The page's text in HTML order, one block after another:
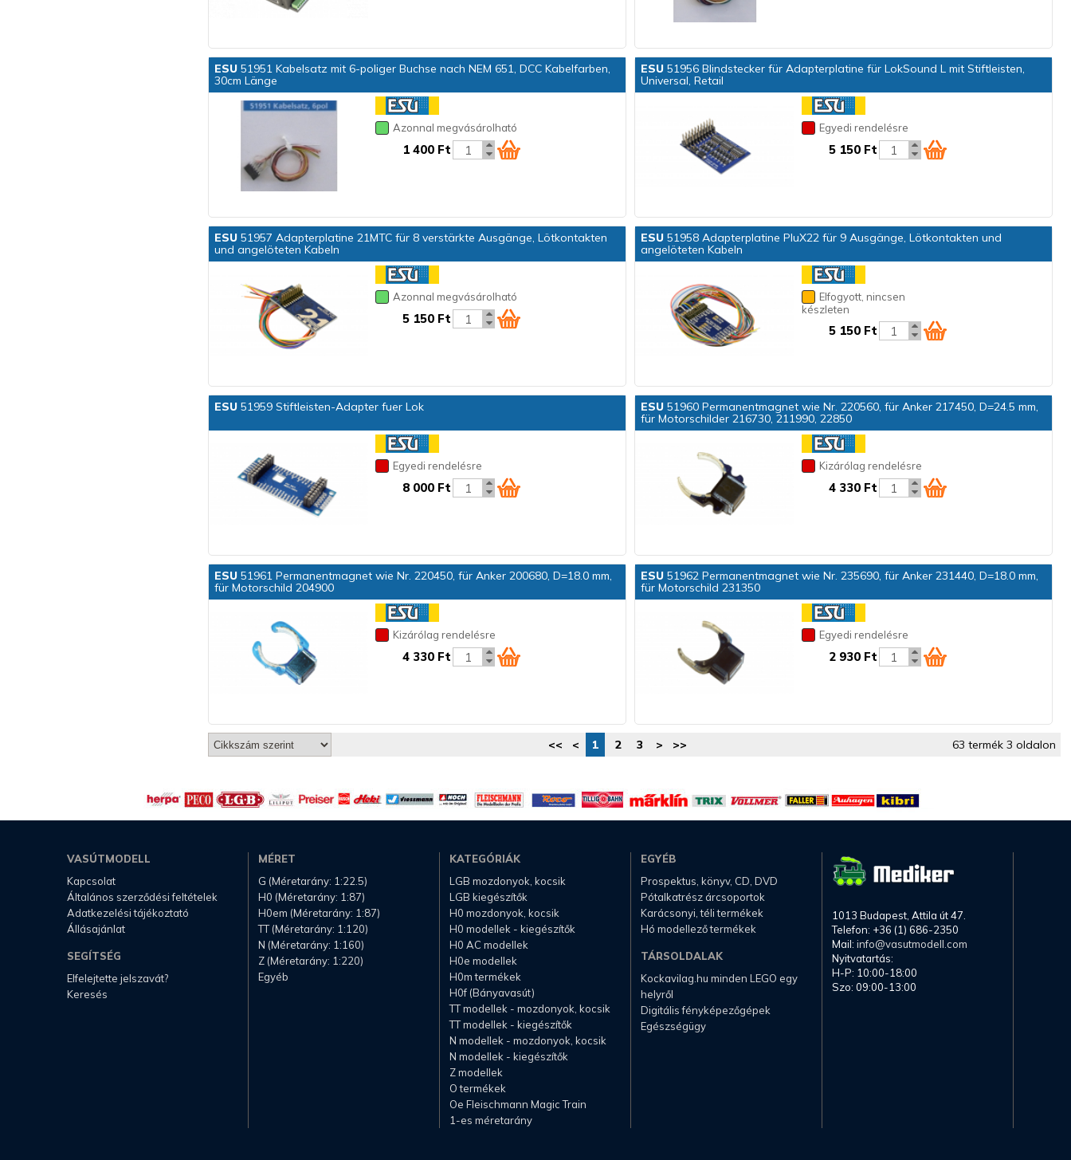
ESU 51951 Kabelsatz mit 6-poliger Buchse nach NEM 651, DCC Kabelfarben,
30cm Länge
Azonnal megvásárolható
1 400 Ft
ESU51956 Blindstecker für Adapterplatine für LokSound L mit Stiftleisten,
Universal, Retail
Egyedi rendelésre
5 150 Ft
ESU 51957 Adapterplatine 21MTC für 8 verstärkte Ausgänge, Lötkontakten
und angelöteten Kabeln
Azonnal megvásárolható
5 150 Ft
ESU51958 Adapterplatine PluX22 für 9 Ausgänge, Lötkontakten und
angelöteten Kabeln
Elfogyott, nincsen
készleten
5 150 Ft
ESU 51959 Stiftleisten-Adapter fuer Lok
Egyedi rendelésre
8 000 Ft
ESU51960 Permanentmagnet wie Nr. 220560, für Anker 217450, D=24.5 mm,
für Motorschilder 216730, 211990, 22850
Kizárólag rendelésre
4 330 Ft
ESU 51961 Permanentmagnet wie Nr. 220450, für Anker 200680, D=18.0 mm,
für Motorschild 204900
Kizárólag rendelésre
4 330 Ft
ESU51962 Permanentmagnet wie Nr. 235690, für Anker 231440, D=18.0 mm,
für Motorschild 231350
Egyedi rendelésre
2 930 Ft
<< < 1 2 3 > >> 63 termék 3 oldalon
VASÚTMODELL
Kapcsolat
Általános szerződési feltételek
Adatkezelési tájékoztató
Állásajánlat
SEGÍTSÉG
Elfelejtette jelszavát?
Keresés
MÉRET
G (Méretarány: 1:22.5)
H0 (Méretarány: 1:87)
H0em (Méretarány: 1:87)
TT (Méretarány: 1:120)
N (Méretarány: 1:160)
Z (Méretarány: 1:220)
Egyéb
KATEGÓRIÁK
LGB mozdonyok, kocsik
LGB kiegészítők
H0 mozdonyok, kocsik
H0 modellek - kiegészítők
H0 AC modellek
H0e modellek
H0m termékek
H0f (Bányavasút)
TT modellek - mozdonyok, kocsik
TT modellek - kiegészítők
N modellek - mozdonyok, kocsik
N modellek - kiegészítők
Z modellek
O termékek
Oe Fleischmann Magic Train
1-es méretarány
EGYÉB
Prospektus, könyv, CD, DVD
Pótalkatrész árcsoportok
Karácsonyi, téli termékek
Hó modellező termékek
TÁRSOLDALAK
Kockavilag.hu minden LEGO egy
helyről
Digitális fényképezőgépek
Egészségügy
1013 Budapest, Attila út 47.
Telefon: +36 (1) 686-2350
Mail: info@vasutmodell.com
Nyitvatartás:
H-P: 10:00-18:00
Szo: 09:00-13:00